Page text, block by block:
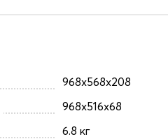
968x568x208
968x516x68
6.8 кг